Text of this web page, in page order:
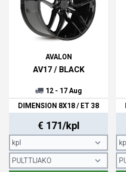
AVALON
AV17 / BLACK
12 - 17 Aug
DIMENSION 8X18 / ET 38
€ 171/kpl